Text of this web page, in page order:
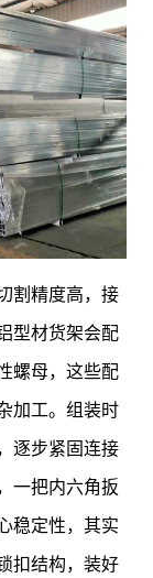
割精度高，接
型材货架会配
螺母，这些配
加工。组装时
逐步紧固连接
一把内六角扳
稳定性，其实
扣结构，装好